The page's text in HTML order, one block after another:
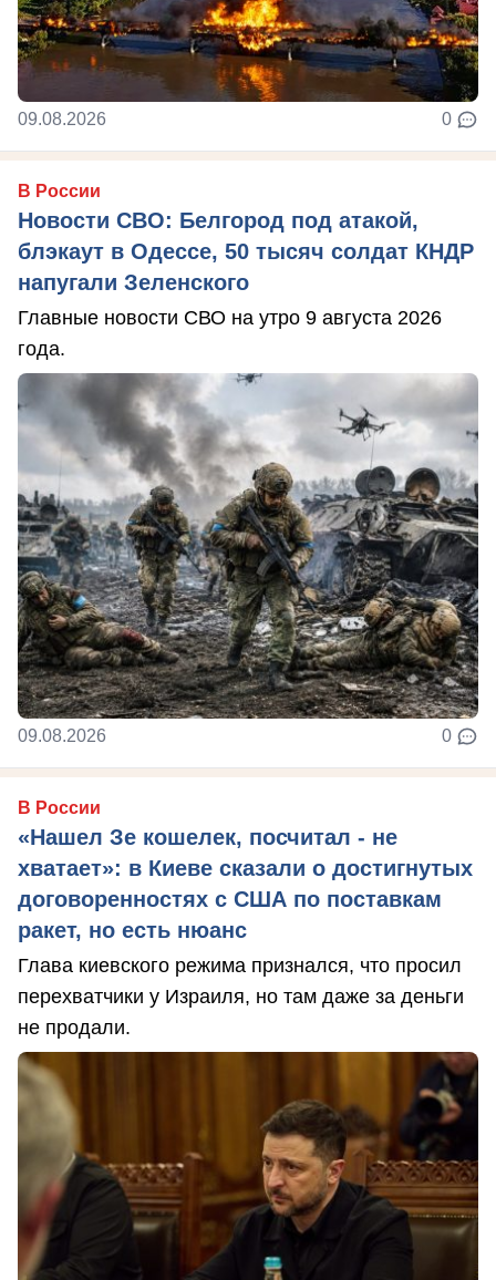
09.08.2026 0
В России
Новости СВО: Белгород под атакой,
блэкаут в Одессе, 50 тысяч солдат КНДР
напугали Зеленского
Главные новости СВО на утро 9 августа 2026
года.
09.08.2026 0
В России
«Нашел Зе кошелек, посчитал - не
хватает»: в Киеве сказали о достигнутых
договоренностях с США по поставкам
ракет, но есть нюанс
Глава киевского режима признался, что просил
перехватчики у Израиля, но там даже за деньги
не продали.